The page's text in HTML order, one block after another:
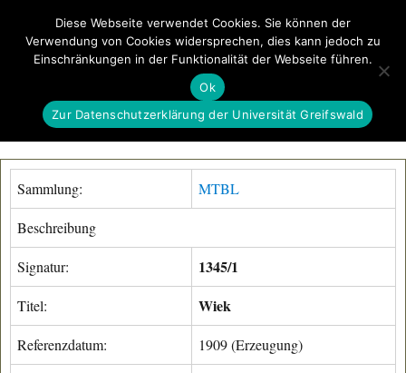
GeoGREIF MENÜ
Sammlung: MTBL
Beschreibung
Signatur: 1345/1
Titel: Wiek
Referenzdatum: 1909 (Erzeugung)
Diese Webseite verwendet Cookies. Sie können der
Verwendung von Cookies widersprechen, dies kann jedoch zu
Einschränkungen in der Funktionalität der Webseite führen.
Ok
Zur Datenschutzerklärung der Universität Greifswald